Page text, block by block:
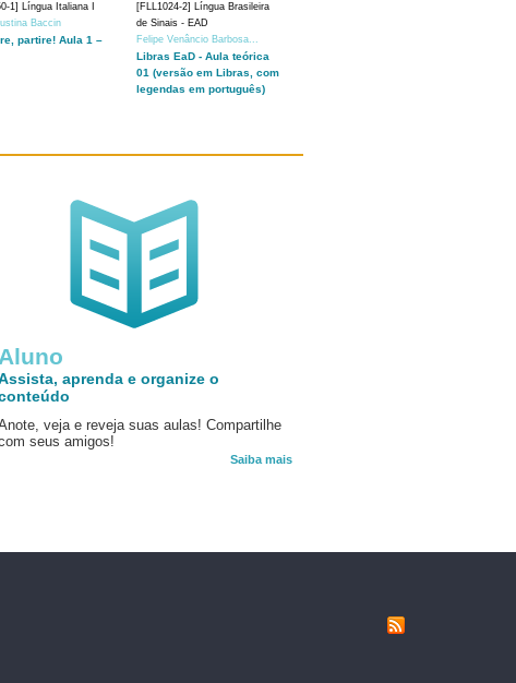
1] Língua Italiana I
Baccin
partire! Aula 1 –
[FLL1024-2] Língua Brasileira
de Sinais - EAD
Felipe Venâncio Barbosa...
Libras EaD - Aula teórica
01 (versão em Libras, com
legendas em português)
Aluno
aprenda e organize o
veja e reveja suas aulas! Compartilhe
seus amigos!
Saiba mais